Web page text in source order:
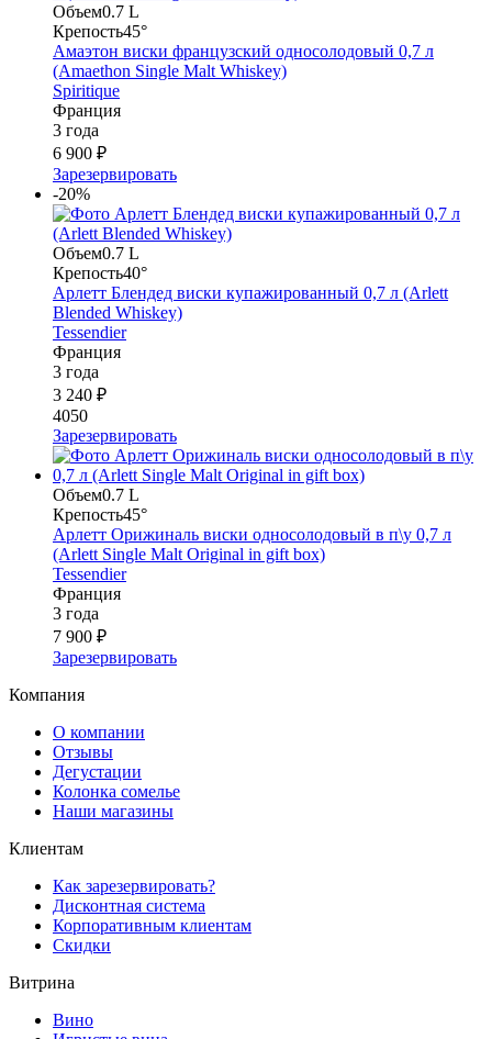
Объем0.7 L
Крепость45°
Амаэтон виски французский односолодовый 0,7 л
(Amaethon Single Malt Whiskey)
Spiritique
Франция
3 года
6 900 ₽
Зарезервировать
-20%
Объем0.7 L
Крепость40°
Арлетт Блендед виски купажированный 0,7 л (Arlett
Blended Whiskey)
Tessendier
Франция
3 года
3 240 ₽
4050
Зарезервировать
Объем0.7 L
Крепость45°
Арлетт Орижиналь виски односолодовый в п\у 0,7 л
(Arlett Single Malt Original in gift box)
Tessendier
Франция
3 года
7 900 ₽
Зарезервировать
Компания
О компании
Отзывы
Дегустации
Колонка сомелье
Наши магазины
Клиентам
Как зарезервировать?
Дисконтная система
Корпоративным клиентам
Скидки
Витрина
Вино